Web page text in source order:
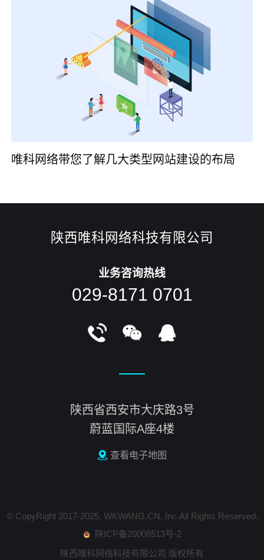
唯科网络带您了解几大类型网站建设的布局
陕西唯科网络科技有限公司
业务咨询热线
029-8171 0701
陕西省西安市大庆路3号
蔚蓝国际A座4楼
查看电子地图
© CopyRight 2017-2025, WKWANG.CN, Inc.All Rights Reserved.
陕ICP备20008513号-2
陕西唯科网络科技有限公司 版权所有